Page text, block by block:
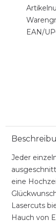
EAN/
Jeder
eine
Lasercuts
Hauch von